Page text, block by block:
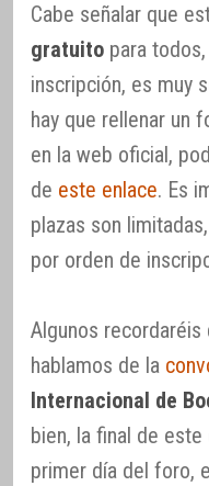
Cabe señalar que
gratuito para
inscripción, es muy
hay que rellenar un
en la web oficial,
de este enlace. Es
plazas son
por orden de
Algunos recordaréis
hablamos de la
Internacional de
bien, la final de
primer día del foro,